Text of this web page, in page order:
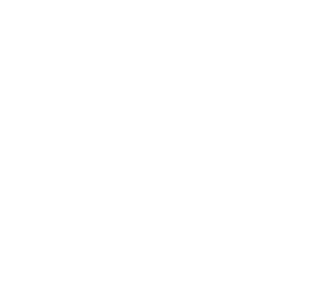
Більшість пацієнтів з позитивним Zic4 також виробляють
з комбінацією Zic4 та інших аутоантитіл страждають від
та обмежити фізичну активність. Якщо відмінити прийом